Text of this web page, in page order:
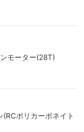
モーター(28T)
ポリカーボネイト